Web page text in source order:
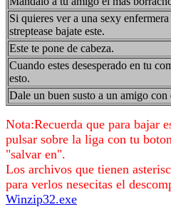
Si quieres ver a una sexy
streptease bajate este.
Este te pone de cabeza.
Cuando estes desesperado en tu
esto.
Dale un buen susto a un amigo con
Nota:Recuerda que para bajar
pulsar sobre la liga con tu
"salvar en".
Los archivos que tienen
para verlos nesecitas el
Winzip32.exe